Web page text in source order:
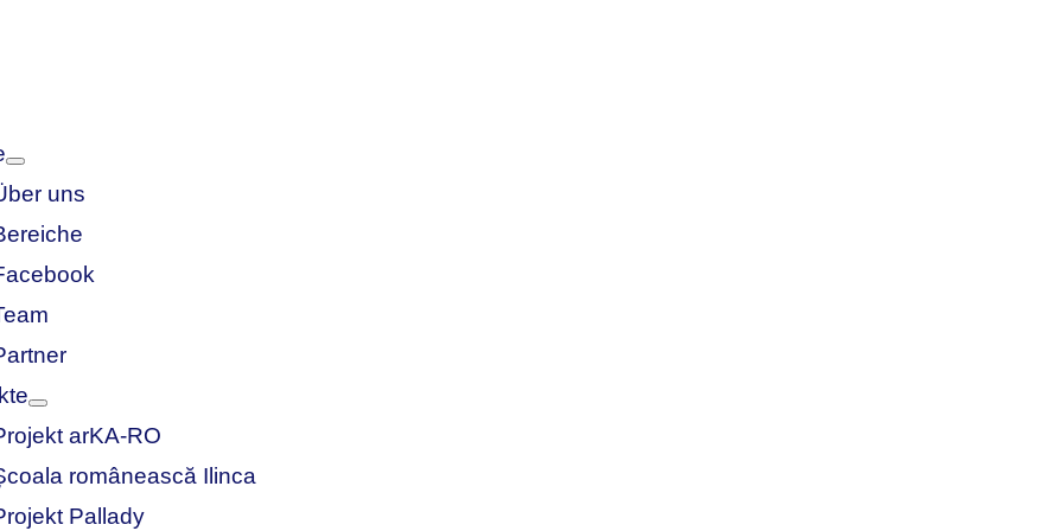
uns
arKA-RO
românească Ilinca
Pallady